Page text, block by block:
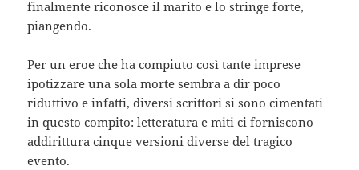
finalmente riconosce il marito e lo stringe forte,
piangendo.
Per un eroe che ha compiuto così tante imprese
ipotizzare una sola morte sembra a dir poco
riduttivo e infatti, diversi scrittori si sono cimentati
in questo compito: letteratura e miti ci forniscono
addirittura cinque versioni diverse del tragico
evento.